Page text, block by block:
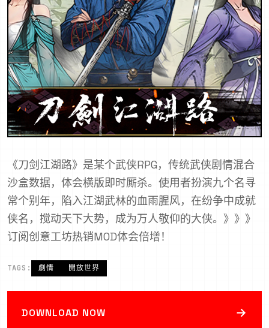
《刀剑江湖路》是某个武侠RPG，传统武侠剧情混合
沙盒数据，体会横版即时厮杀。使用者扮演九个名寻
常个别年，陷入江湖武林的血雨腥风，在纷争中成就
侠名，搅动天下大势，成为万人敬仰的大侠。》》》
订阅创意工坊热销MOD体会倍增！
TAGS: 劇情 開放世界
DOWNLOAD NOW →